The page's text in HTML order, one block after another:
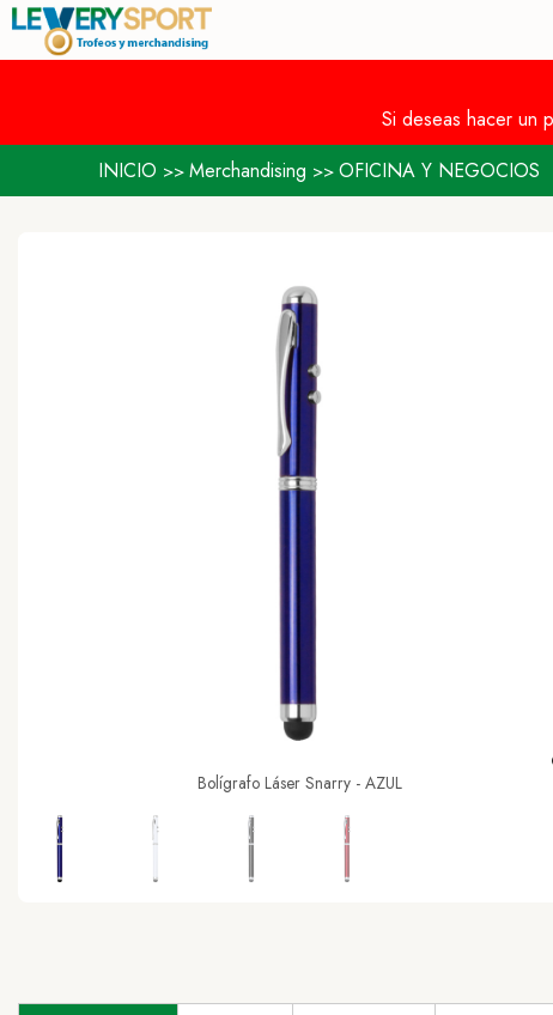
Si deseas hacer un
INICIO >> Merchandising >> OFICINA Y NEGOCIOS
Bolígrafo Láser Snarry - AZUL